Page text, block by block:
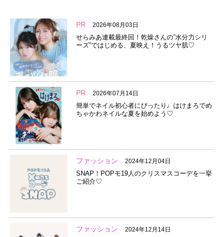
PR 2026年08月03日
せらみあ連載最終回！乾燥さんの”水分力シリ
ーズ”ではじめる、夏映え！うるツヤ肌♡
PR 2026年07月14日
簡単でネイル初心者にぴったり♩はけまろでめ
ちゃかわネイルな夏を始めよう♡
ファッション 2024年12月04日
SNAP！POPモ19人のクリスマスコーデを一挙
ご紹介♡
ファッション 2024年12月14日